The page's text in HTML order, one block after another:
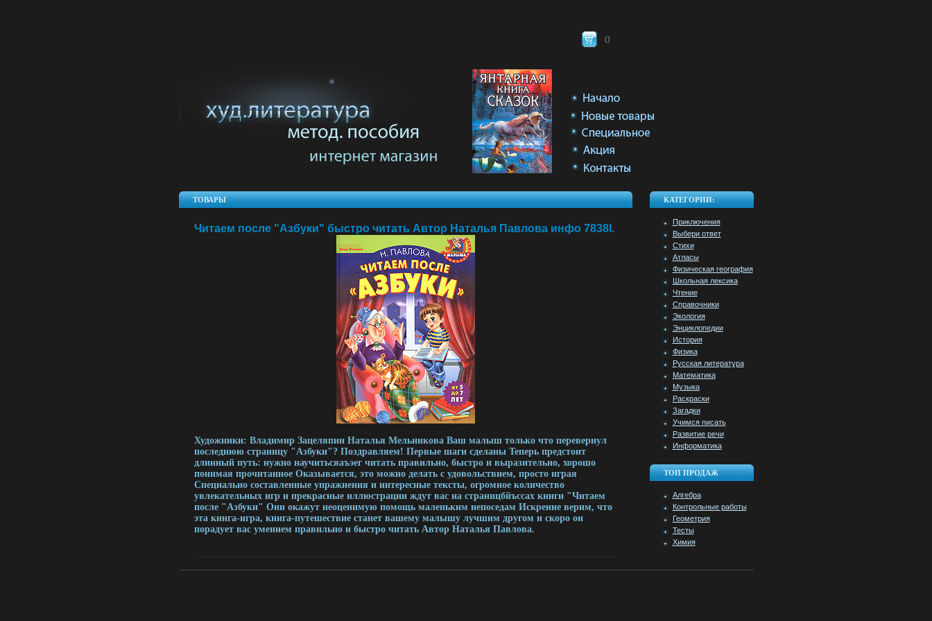
()
ТОВАРЫ
Читаем после "Азбуки" быстро читать Автор Наталья Павлова инфо 7838l.
Художники: Владимир Зацеляпин Наталья Мельникова Ваш малыш только что перевернул
последнюю страницу "Азбуки"? Поздравляем! Первые шаги сделаны Теперь предстоит
длинный путь: нужно научитьсяаъэег читать правильно, быстро и выразительно, хорошо
понимая прочитанное Оказывается, это можно делать с удовольствием, просто играя
Специально составленные упражнения и интересные тексты, огромное количество
увлекательных игр и прекрасные иллюстрации ждут вас на страницбйъссах книги "Читаем
после "Азбуки" Они окажут неоценимую помощь маленьким непоседам Искренне верим, что
эта книга-игра, книга-путешествие станет вашему малышу лучшим другом и скоро он
порадует вас умением правильно и быстро читать Автор Наталья Павлова.
КАТЕГОРИИ:
Приключения
Выбери ответ
Стихи
Атласы
Физическая география
Школьная лексика
Чтение
Справочники
Экология
Энциклопедии
История
Физика
Русская литература
Математика
Музыка
Раскраски
Загадки
Учимся писать
Развитие речи
Информатика
ТОП ПРОДАЖ
Алгебра
Контрольные работы
Геометрия
Тесты
Химия